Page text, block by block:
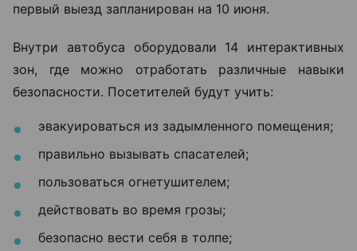
первый выезд запланирован на 10 июня.
Внутри автобуса оборудовали 14 интерактивных
зон, где можно отработать различные навыки
безопасности. Посетителей будут учить:
эвакуироваться из задымленного помещения;
правильно вызывать спасателей;
пользоваться огнетушителем;
действовать во время грозы;
безопасно вести себя в толпе;